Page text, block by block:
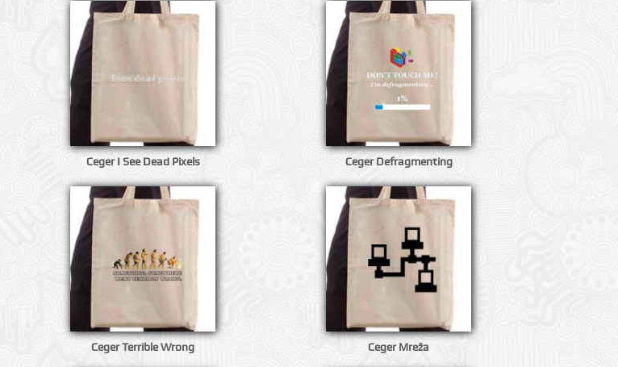
Ceger I See Dead Pixels Ceger Defragmenting
Ceger Terrible Wrong Ceger Mreža